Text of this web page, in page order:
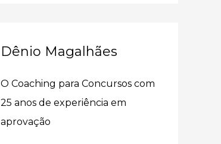
Dênio Magalhães
O Coaching para Concursos com
25 anos de experiência em
aprovação